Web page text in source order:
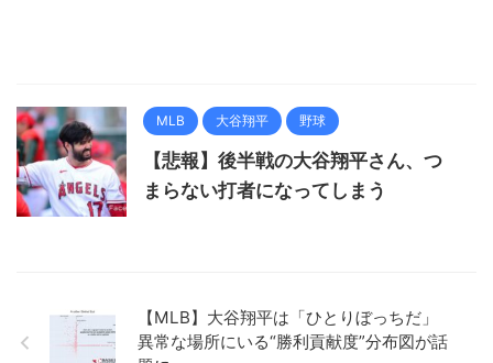
MLB 大谷翔平 野球
【悲報】後半戦の大谷翔平さん、つ
まらない打者になってしまう
【MLB】大谷翔平は「ひとりぼっちだ」
異常な場所にいる“勝利貢献度”分布図が話